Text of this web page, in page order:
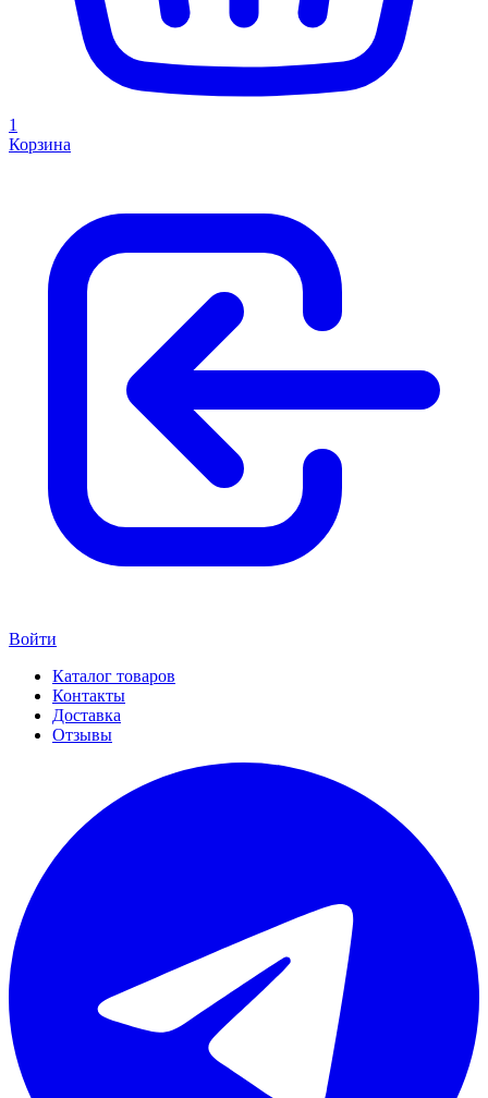
1
Корзина
Войти
Каталог товаров
Контакты
Доставка
Отзывы